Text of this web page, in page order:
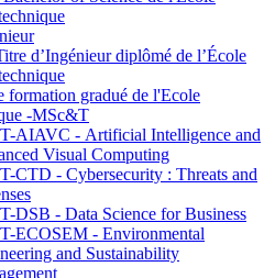
d’Ingénieur diplômé de l’École
formation gradué de l'Ecole
-MSc&T
AIAVC - Artificial Intelligence and
Visual Computing
CTD - Cybersecurity : Threats and
DSB - Data Science for Business
ECOSEM - Environmental
and Sustainability